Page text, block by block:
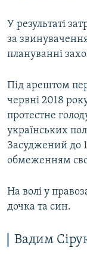
У результаті
за
плануванні
Під арештом
червні 2018
протестне
українських
Засуджений до
обмеженням
На волі у
дочка та син.
Вадим